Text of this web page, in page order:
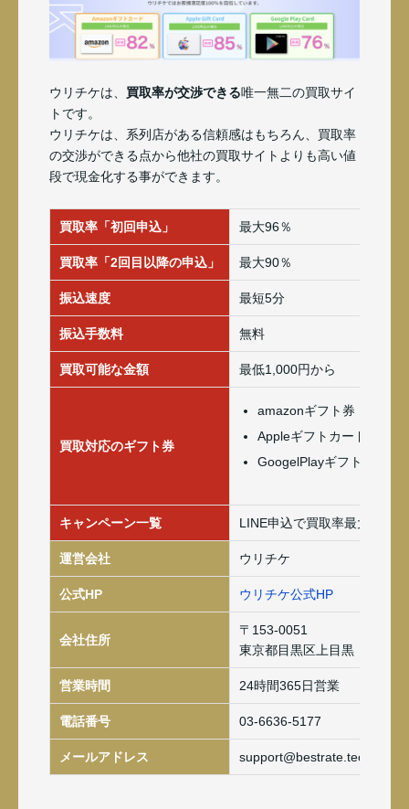
ウリチケは、 買取率が交渉できる唯一無二の買取サイ
トです。
ウリチケは、系列店がある信頼感はもちろん、買取率
の交渉ができる点から他社の買取サイトよりも高い値
段で現金化する事ができます。
買取率「初回申込」 最大96％
買取率「2回目以降の申込」 最大90％
振込速度 最短5分
振込手数料 無料
買取可能な金額 最低1,000円から
買取対応のギフト券
amazonギフト券
Appleギフトカード
GoogelPlayギフトカード
キャンペーン一覧 LINE申込で買取率最大3％ア
運営会社 ウリチケ
公式HP ウリチケ公式HP
会社住所
〒153-0051
東京都目黒区上目黒
営業時間 24時間365日営業
電話番号 03-6636-5177
メールアドレス support@bestrate.tech